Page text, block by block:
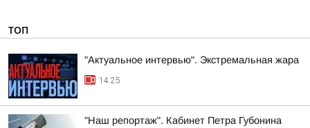
ТОП
"Актуальное интервью". Экстремальная жара
14:25
"Наш репортаж". Кабинет Петра Губонина